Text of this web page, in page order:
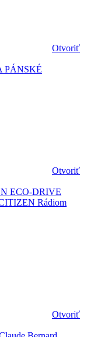
Otvoriť
PÁNSKÉ
Otvoriť
ECO-DRIVE
Rádiom
Otvoriť